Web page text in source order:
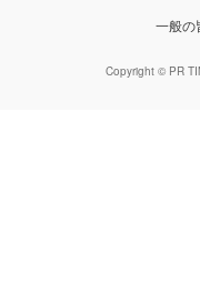
一般の
Copyright © PR